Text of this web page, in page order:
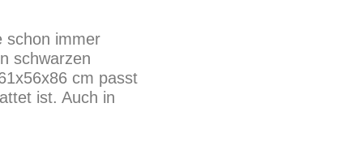
schon immer
schwarzen
cm passt
ist. Auch in